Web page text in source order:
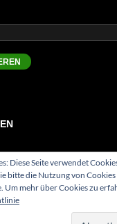
Diese Seite verwendet
bitte die Nutzung von
mehr über Cookies zu